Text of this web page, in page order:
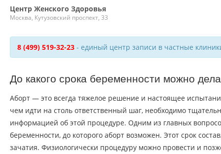
Центр Женского Здоровья
Москва, Кутузовский проспект, 33
8 (499) 519-32-23 - единый центр записи в частные
До какого срока беременности можно
Аборт — это всегда тяжелое решение и настоящее
чем идти на столь ответственный шаг, необходимо
информацией об этой процедуре. Одним из главных
беременности, до которого аборт возможен. Этот срок
зачатия. Физиологически процедуру можно провести и